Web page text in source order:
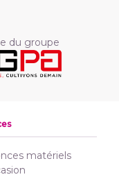
du groupe
matériels